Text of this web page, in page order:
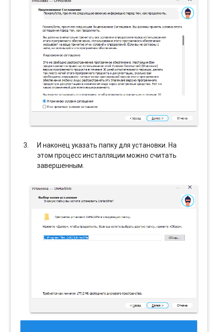
И наконец указать папку для установки. На
этом процесс инсталляции можно считать
завершенным.